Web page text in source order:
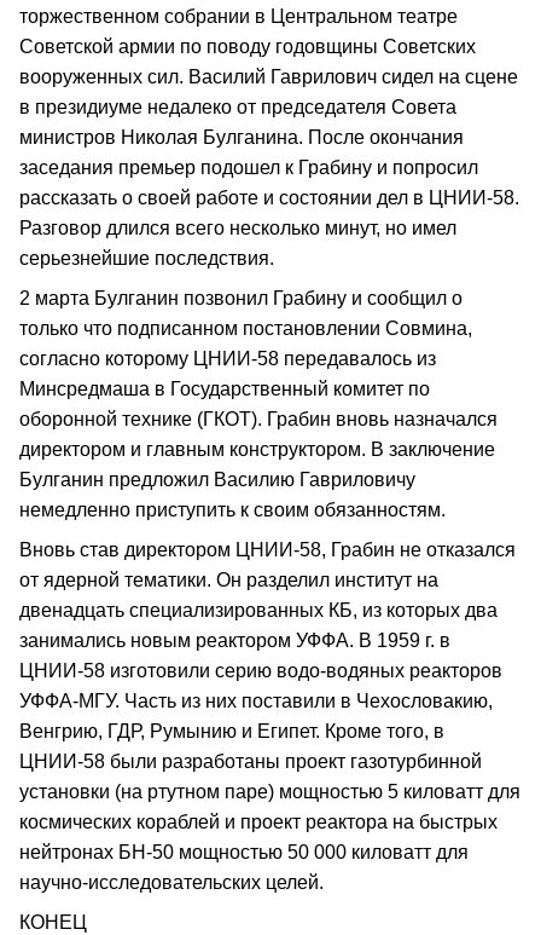
торжественном собрании в Центральном театре
Советской армии по поводу годовщины Советских
вооруженных сил. Василий Гаврилович сидел на сцене
в президиуме недалеко от председателя Совета
министров Николая Булганина. После окончания
заседания премьер подошел к Грабину и попросил
рассказать о своей работе и состоянии дел в ЦНИИ-58.
Разговор длился всего несколько минут, но имел
серьезнейшие последствия.
2 марта Булганин позвонил Грабину и сообщил о
только что подписанном постановлении Совмина,
согласно которому ЦНИИ-58 передавалось из
Минсредмаша в Государственный комитет по
оборонной технике (ГКОТ). Грабин вновь назначался
директором и главным конструктором. В заключение
Булганин предложил Василию Гавриловичу
немедленно приступить к своим обязанностям.
Вновь став директором ЦНИИ-58, Грабин не отказался
от ядерной тематики. Он разделил институт на
двенадцать специализированных КБ, из которых два
занимались новым реактором УФФА. В 1959 г. в
ЦНИИ-58 изготовили серию водо-водяных реакторов
УФФА-МГУ. Часть из них поставили в Чехословакию,
Венгрию, ГДР, Румынию и Египет. Кроме того, в
ЦНИИ-58 были разработаны проект газотурбинной
установки (на ртутном паре) мощностью 5 киловатт для
космических кораблей и проект реактора на быстрых
нейтронах БН-50 мощностью 50 000 киловатт для
научно-исследовательских целей.
КОНЕЦ